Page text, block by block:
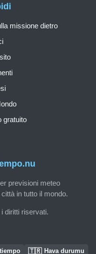
previsioni meteo
in tutto il mondo.
diritti riservati.
missione dietro
gratuito
🇹🇷 Hava durumu